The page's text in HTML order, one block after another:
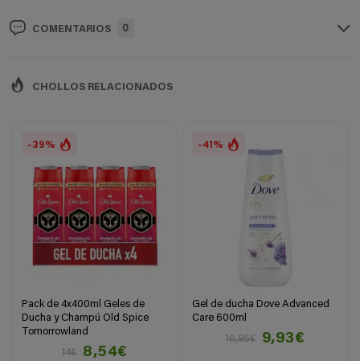
COMENTARIOS 0
CHOLLOS RELACIONADOS
-39%
Pack de 4x400ml Geles de
Ducha y Champú Old Spice
Tomorrowland
14€
8,54€
-41%
Gel de ducha Dove Advanced
Care 600ml
16,95€
9,93€